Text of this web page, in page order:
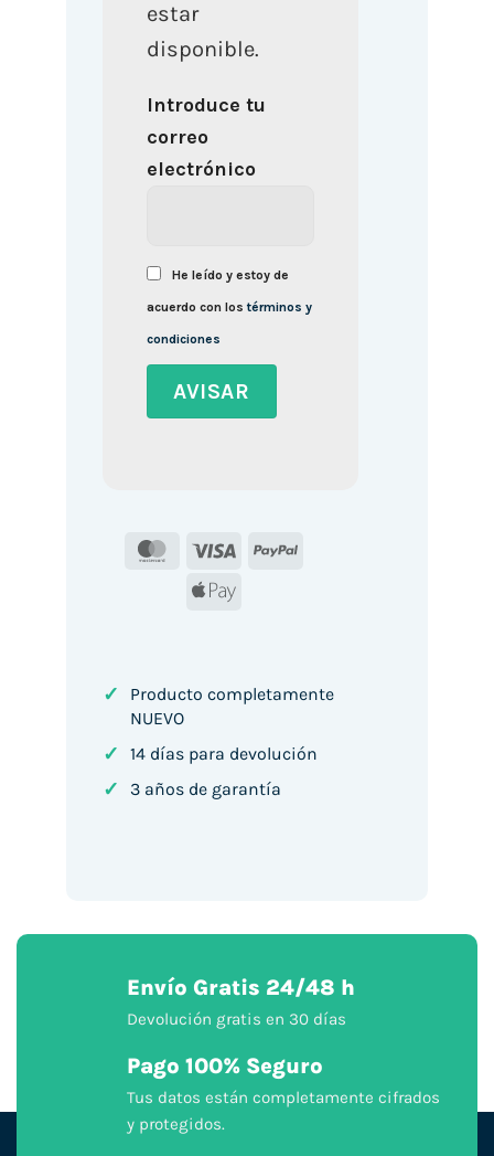
estar
disponible.
Introduce tu
correo
electrónico
He leído y estoy de
acuerdo con lostérminos y
condiciones
MasterCard
Visa
PayPal
Apple
✓
Producto completamente
NUEVO
✓ 14 días para devolución
✓ 3 años de garantía
Envío Gratis 24/48 h
Devolución gratis en 30 días
Pago 100% Seguro
Tus datos están completamente cifrados
y protegidos.